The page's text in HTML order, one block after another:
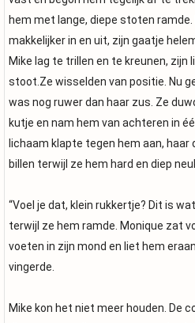
hem met lange, diepe stoten
makkelijker in en uit, zijn gaatje
Mike lag te trillen en te kreunen, zijn
stoot.Ze wisselden van positie. Nu
was nog ruwer dan haar zus. Ze
kutje en nam hem van achteren in
lichaam klapte tegen hem aan, haar
billen terwijl ze hem hard en diep
“Voel je dat, klein rukkertje? Dit is
terwijl ze hem ramde. Monique zat
voeten in zijn mond en liet hem
vingerde.
Mike kon het niet meer houden. De